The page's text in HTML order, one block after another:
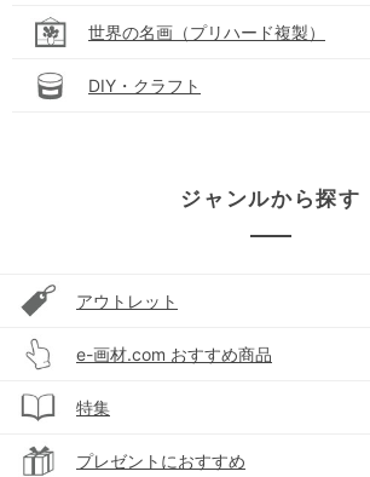
世界の名画（プリハード複製）
DIY・クラフト
ジャンルから探す
アウトレット
e-画材.com おすすめ商品
特集
プレゼントにおすすめ